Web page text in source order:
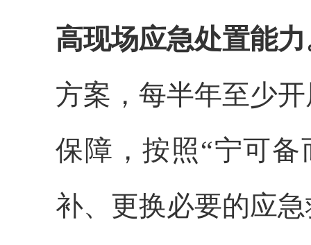
高现场应急处置能
方案，每半年至少
保障，按照“宁可
补、更换必要的应